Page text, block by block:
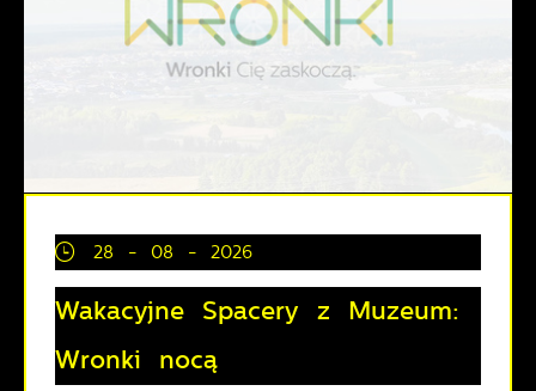
28 - 08 - 2026
Wakacyjne Spacery z Muzeum:
Wronki nocą